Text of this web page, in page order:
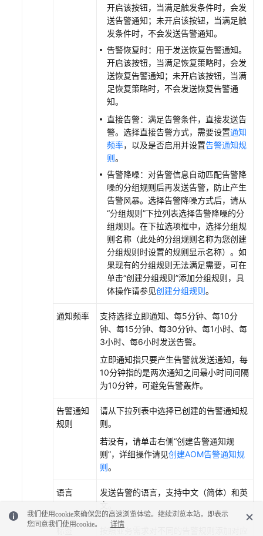
开启该按钮，当满足触发条件时，会发
送告警通知；未开启该按钮，当满足触
发条件时，不会发送告警通知。
告警恢复时：用于发送恢复告警通知。
开启该按钮，当满足恢复策略时，会发
送恢复告警通知；未开启该按钮，当满
足恢复策略时，不会发送恢复告警通
知。
直接告警：满足告警条件，直接发送告
警。选择直接告警方式，需要设置通知
频率，以及是否启用并设置告警通知规
则。
告警降噪：对告警信息自动匹配告警降
噪的分组规则后再发送告警，防止产生
告警风暴。选择告警降噪方式后，请从
“分组规则”下拉列表选择告警降噪的分
组规则。在下拉选项框中，选择分组规
则名称（此处的分组规则名称为您创建
分组规则时设置的规则显示名称）。如
果现有的分组规则无法满足需要，可在
单击“创建分组规则”添加分组规则，具
体操作请参见创建分组规则。
通知频率
支持选择立即通知、每5分钟、每10分
钟、每15分钟、每30分钟、每1小时、每
3小时、每6小时发送告警。
立即通知指只要产生告警就发送通知，每
10分钟指的是两次通知之间最小时间间隔
为10分钟，可避免告警轰炸。
告警通知
规则
请从下拉列表中选择已创建的告警通知规
则。
若没有，请单击右侧“创建告警通知规
则”，详细操作请见创建AOM告警通知规
则。
语言
发送告警的语言，支持中文（简体）和英
文。
标签 按照业务需求对不同的告警规则添加对应
我们使用cookie来确保您的高速浏览体验。继续浏览本站，即表示
您同意我们使用cookie。
详情